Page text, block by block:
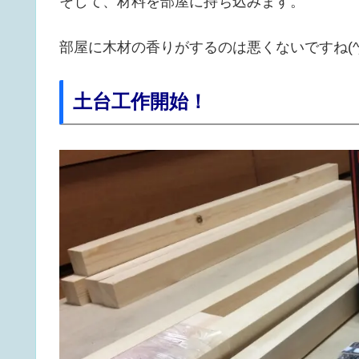
部屋に木材の香りがするのは悪くないですね
土台工作開始！